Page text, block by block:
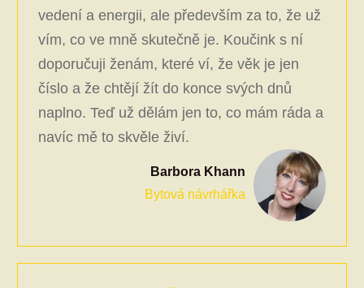
vedení a energii, ale především za to, že už
vím, co ve mně skutečně je. Koučink s ní
doporučuji ženám, které ví, že věk je jen
číslo a že chtějí žít do konce svých dnů
naplno. Teď už dělám jen to, co mám ráda a
navíc mě to skvěle živí.
Barbora Khann
Bytová návrhářka